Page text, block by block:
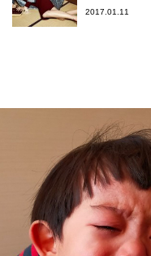
2017.01.11